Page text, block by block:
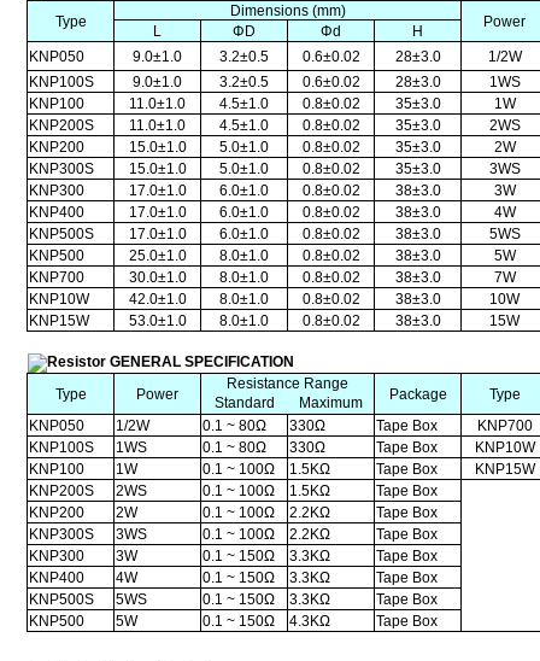
Type
Dimensions (mm)
Power
L ΦD Φd
H
KNP050
9.0±1.0 3.2±0.5 0.6±0.02 28±3.0
1/2W
KNP100S
9.0±1.0 3.2±0.5 0.6±0.02 28±3.0
1WS
KNP100
11.0±1.0 4.5±1.0 0.8±0.02 35±3.0
1W
KNP200S
11.0±1.0 4.5±1.0 0.8±0.02 35±3.0
2WS
KNP200
15.0±1.0 5.0±1.0 0.8±0.02 35±3.0
2W
KNP300S
15.0±1.0 5.0±1.0 0.8±0.02 35±3.0
3WS
KNP300
17.0±1.0 6.0±1.0 0.8±0.02 38±3.0
3W
KNP400
17.0±1.0 6.0±1.0 0.8±0.02 38±3.0
4W
KNP500S
17.0±1.0 6.0±1.0 0.8±0.02 38±3.0
5WS
KNP500
25.0±1.0 8.0±1.0 0.8±0.02 38±3.0
5W
KNP700
30.0±1.0 8.0±1.0 0.8±0.02 38±3.0
7W
KNP10W
42.0±1.0 8.0±1.0 0.8±0.02 38±3.0
10W
KNP15W
53.0±1.0 8.0±1.0 0.8±0.02 38±3.0 15W
GENERAL SPECIFICATION
Type
Power
Resistance Range
Package Type
Standard
Maximum
KNP050
1/2W 0.1 ~ 80Ω 330Ω Tape Box
KNP700
KNP100S
1WS 0.1 ~ 80Ω 330Ω Tape Box
KNP10W
KNP100
1W 0.1 ~ 100Ω 1.5KΩ Tape Box
KNP15W
KNP200S
2WS 0.1 ~ 100Ω 1.5KΩ
Tape Box
KNP200
2W 0.1 ~ 100Ω 2.2KΩ
Tape Box
KNP300S
3WS 0.1 ~ 100Ω 2.2KΩ
Tape Box
KNP300
3W 0.1 ~ 150Ω 3.3KΩ
Tape Box
KNP400
4W 0.1 ~ 150Ω 3.3KΩ
Tape Box
KNP500S
5WS 0.1 ~ 150Ω 3.3KΩ
Tape Box
KNP500
5W 0.1 ~ 150Ω 4.3KΩ Tape Box